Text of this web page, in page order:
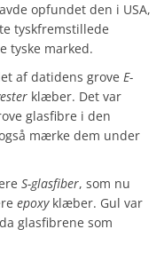
opfundet den i USA,
tyskfremstillede
tyske marked.
af datidens grove E-
klæber. Det var
glasfibre i den
mærke dem under
S-glasfiber, som nu
epoxyklæber. Gul var
glasfibrene som